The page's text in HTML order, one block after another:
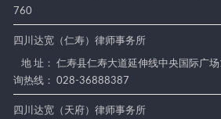
760
四川达宽（仁寿）律师事务所
地 址： 仁寿县仁寿大道延伸线中央国际广
询热线： 028-36888387
四川达宽（天府）律师事务所